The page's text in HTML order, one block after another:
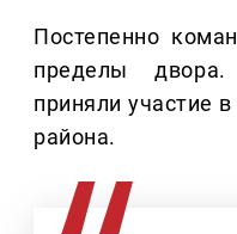
Постепенно
пределы
приняли участие
района.